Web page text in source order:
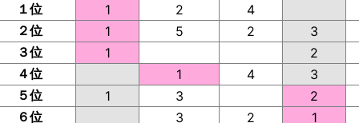
１位
1 2 4
２位
1 5 2 3
３位
1 2
４位
1 4 3
５位
1 3
2
６位
3 2
1